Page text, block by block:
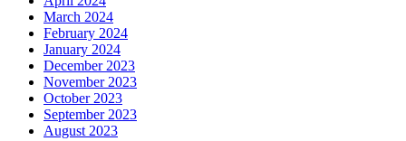
March 2024
February 2024
January 2024
December 2023
November 2023
October 2023
September 2023
August 2023